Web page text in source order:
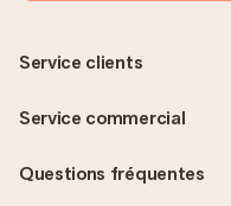
Questions fréquentes
Service clients
Service commercial